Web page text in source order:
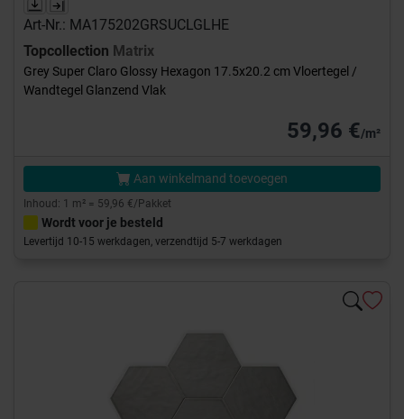
Art-Nr.: MA175202GRSUCLGLHE
Topcollection Matrix
Grey Super Claro Glossy Hexagon 17.5x20.2 cm Vloertegel /
Wandtegel Glanzend Vlak
59,96 €/m²
Aan winkelmand toevoegen
Inhoud: 1 m² = 59,96 €/Pakket
Wordt voor je besteld
Levertijd 10-15 werkdagen, verzendtijd 5-7 werkdagen